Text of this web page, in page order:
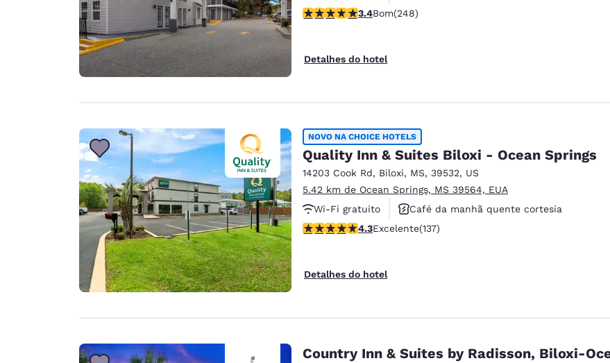
Café da manhã quente cortesia
classificação 3.41 estrelas. Bom. 248 avaliações
3.4Bom(248)
Detalhes do hotel
NOVO NA CHOICE HOTELS
Quality Inn & Suites Biloxi - Ocean Springs
14203 Cook Rd, Biloxi, MS, 39532, US
5.42 km de Ocean Springs, MS 39564, EUA
Wi-Fi gratuito
Café da manhã quente cortesia
Aceita animais de estimação
classificação 4.25 estrelas. Excelente. 137 avaliações
4.3Excelente(137)
Detalhes do hotel
Country Inn & Suites by Radisson, Biloxi-